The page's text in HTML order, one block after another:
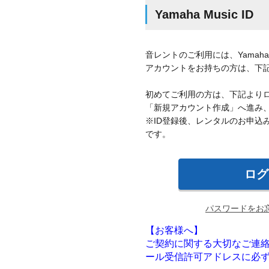
Yamaha Music ID
音レントのご利用には、
アカウントをお持ちの方は、下
初めてご利用の方は、下記より
「新規アカウント作成」へ進
※ID登録後、レンタルのお申込
です。
パスワードをお
【お客様へ】
ご契約に関する大切なご連
ール受信許可アドレスに必